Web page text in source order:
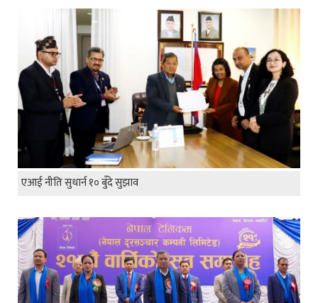
एआई नीति सुधार्न १० बुँदे सुझाव